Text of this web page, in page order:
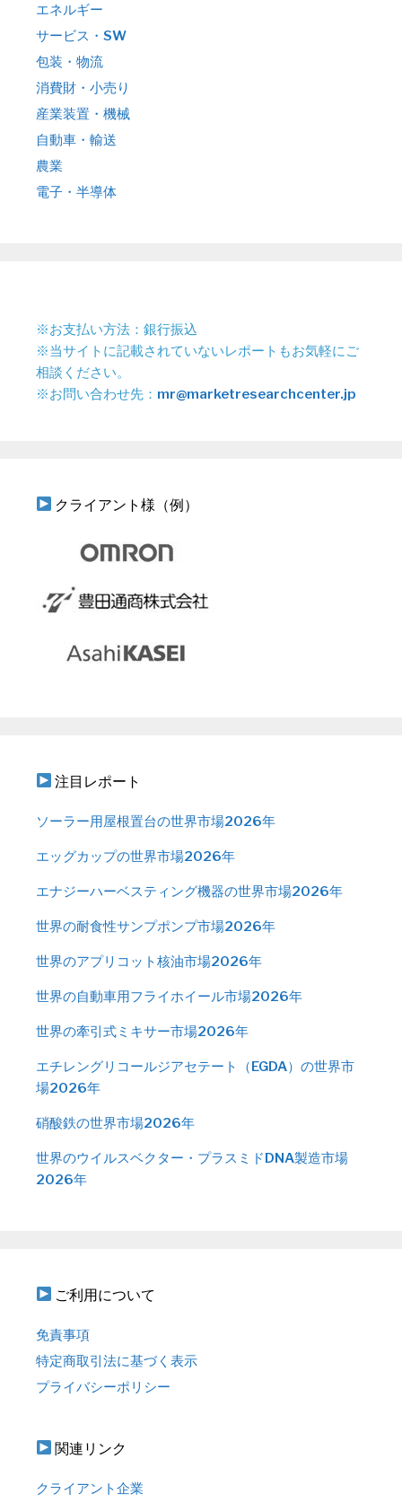
エネルギー
サービス・SW
包装・物流
消費財・小売り
産業装置・機械
自動車・輸送
農業
電子・半導体
※お支払い方法：銀行振込
※当サイトに記載されていないレポートもお気軽にご
相談ください。
※お問い合わせ先： mr@marketresearchcenter.jp
クライアント様（例）
注目レポート
ソーラー用屋根置台の世界市場2026年
エッグカップの世界市場2026年
エナジーハーベスティング機器の世界市場2026年
世界の耐食性サンプポンプ市場2026年
世界のアプリコット核油市場2026年
世界の自動車用フライホイール市場2026年
世界の牽引式ミキサー市場2026年
エチレングリコールジアセテート（EGDA）の世界市
場2026年
硝酸鉄の世界市場2026年
世界のウイルスベクター・プラスミドDNA製造市場
2026年
ご利用について
免責事項
特定商取引法に基づく表示
プライバシーポリシー
関連リンク
クライアント企業